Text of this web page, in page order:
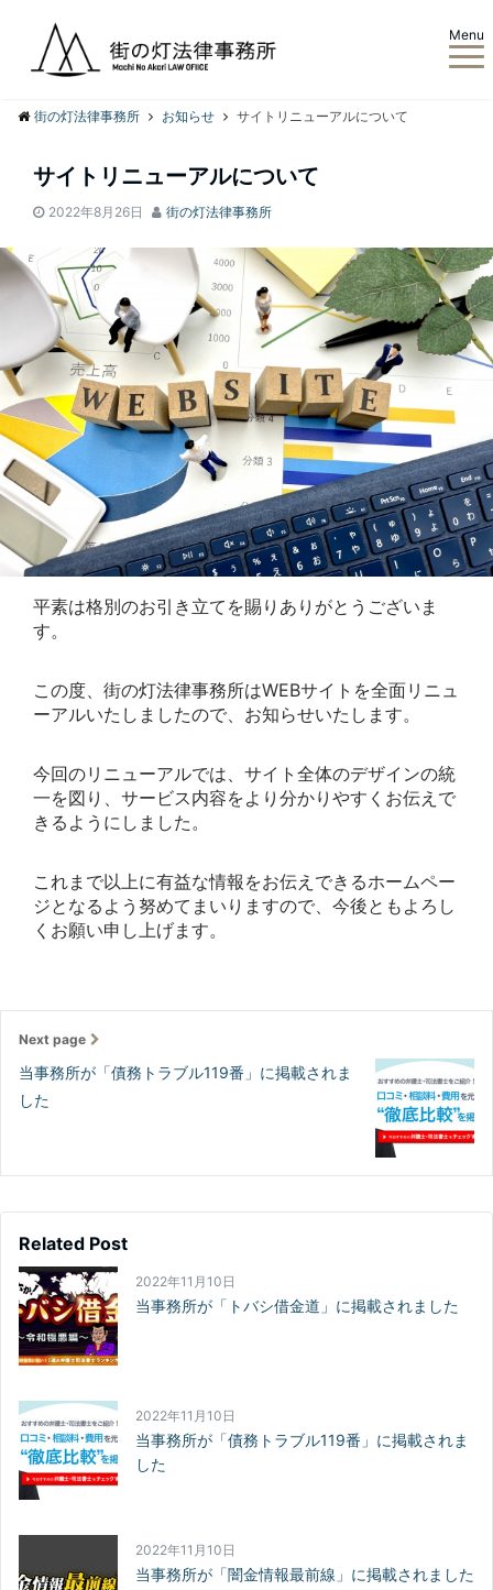
Menu
街の灯法律事務所 お知らせ サイトリニューアルについて
サイトリニューアルについて
2022年8月26日 街の灯法律事務所
平素は格別のお引き立てを賜りありがとうございま
す。
この度、街の灯法律事務所はWEBサイトを全面リニュ
ーアルいたしましたので、お知らせいたします。
今回のリニューアルでは、サイト全体のデザインの統
一を図り、サービス内容をより分かりやすくお伝えで
きるようにしました。
これまで以上に有益な情報をお伝えできるホームペー
ジとなるよう努めてまいりますので、今後ともよろし
くお願い申し上げます。
Next page
当事務所が「債務トラブル119番」に掲載されま
した
Related Post
2022年11月10日
当事務所が「トバシ借金道」に掲載されました
2022年11月10日
当事務所が「債務トラブル119番」に掲載されま
した
2022年11月10日
当事務所が「闇金情報最前線」に掲載されました